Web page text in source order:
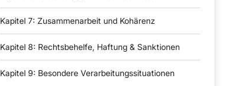
Kapitel 7: Zusammenarbeit und Kohärenz
Kapitel 8: Rechtsbehelfe, Haftung & Sanktionen
Kapitel 9: Besondere Verarbeitungssituationen